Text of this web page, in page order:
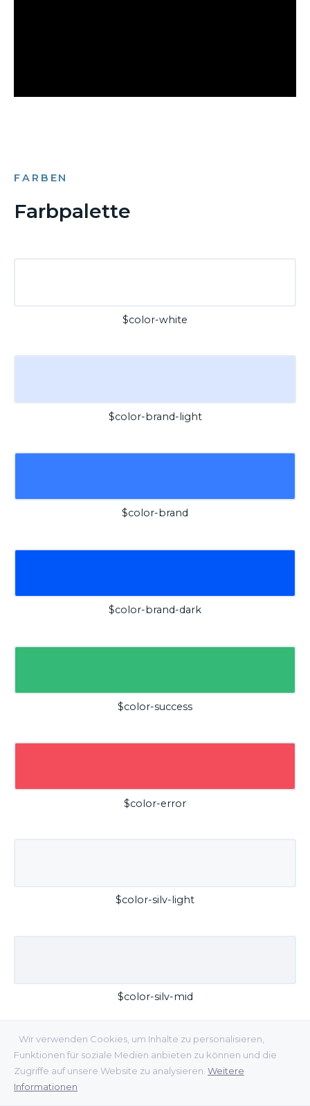
Wir verwenden Cookies, um Inhalte zu personalisieren,
Funktionen für soziale Medien anbieten zu können und die
Zugriffe auf unsere Website zu analysieren. Weitere
Informationen
FARBEN
Farbpalette
$color-white
$color-brand-light
$color-brand
$color-brand-dark
$color-success
$color-error
$color-silv-light
$color-silv-mid